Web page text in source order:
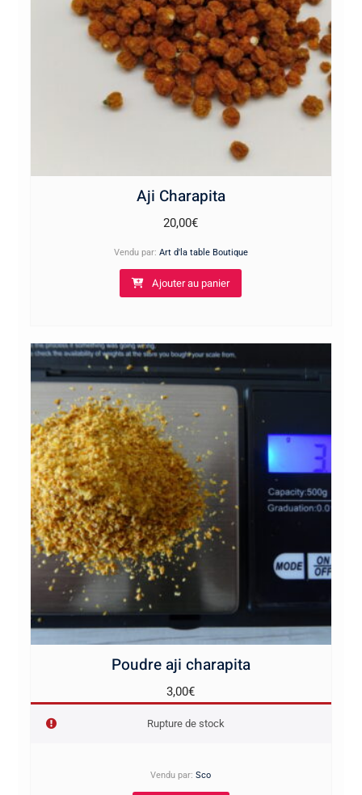
Aji Charapita
20,00€
Vendu par: Art d'la table Boutique
Ajouter au panier
Poudre aji charapita
3,00€
Rupture de stock
Vendu par:Sco